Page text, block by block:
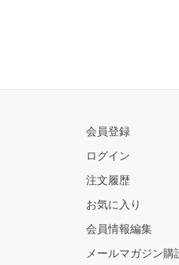
会員登録
ログイン
注文履歴
お気に入り
会員情報編集
メールマガジン購